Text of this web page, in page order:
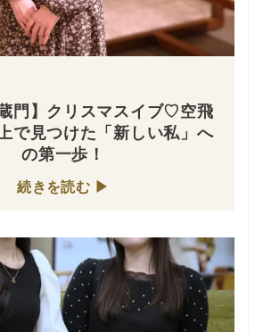
蔵門】クリスマスイブ♡空飛
で見つけた「新しい私」へ
の第一歩！
続きを読む